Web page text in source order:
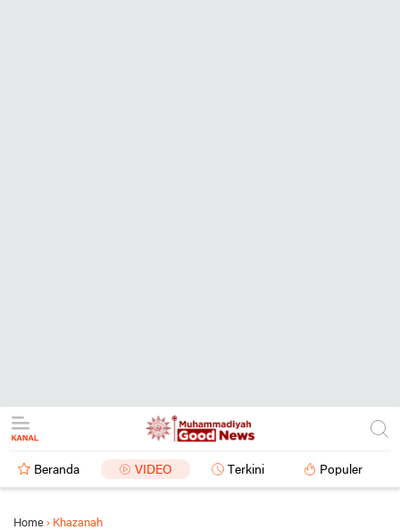
Beranda VIDEO Terkini Populer
Home › Khazanah